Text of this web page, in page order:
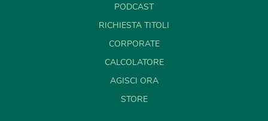
PODCAST
RICHIESTA TITOLI
CORPORATE
CALCOLATORE
AGISCI ORA
STORE